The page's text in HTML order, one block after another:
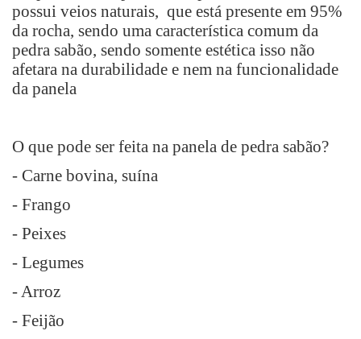
possui veios naturais, que está presente em 95%
da rocha, sendo uma característica comum da
pedra sabão, sendo somente estética isso não
afetara na durabilidade e nem na funcionalidade
da panela
O que pode ser feita na panela de pedra sabão?
- Carne bovina, suína
- Frango
- Peixes
- Legumes
- Arroz
- Feijão